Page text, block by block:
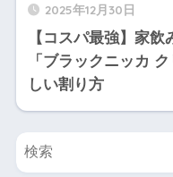
2025年12月30日
【コスパ最強】家
「ブラックニッカ
しい割り方